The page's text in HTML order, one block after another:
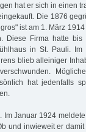
hat er sich in einen
Die 1876
ist am 1. März
Diese Firma hatte
in St. Pauli.
blieb alleiniger
hat jedenfalls
Januar 1924
und inwieweit er